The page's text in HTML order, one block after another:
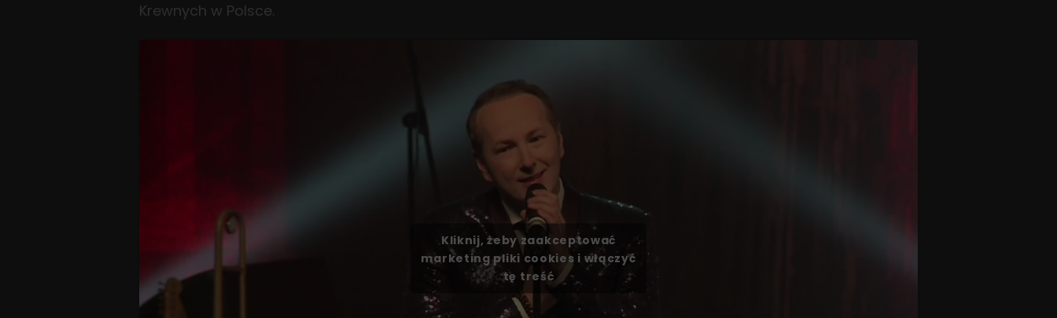
Krewnych w Polsce.
Kliknij, żeby zaakceptować
marketing pliki cookies i włączyć
tę treść